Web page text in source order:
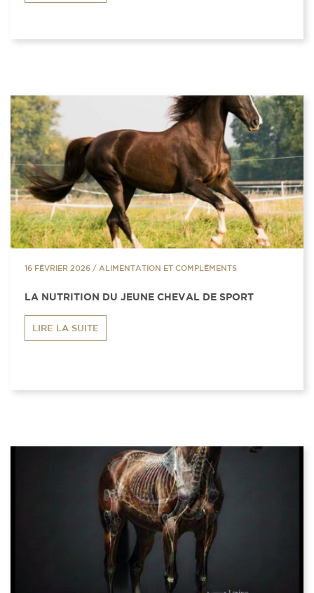
16 FÉVRIER 2026 / ALIMENTATION ET COMPLÉMENTS
LA NUTRITION DU JEUNE CHEVAL DE SPORT
LIRE LA SUITE